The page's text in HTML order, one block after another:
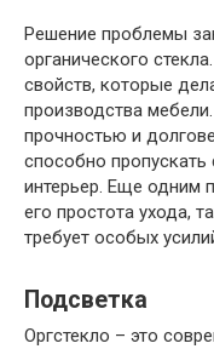
Решение проблемы
органического
свойств, которые
производства
прочностью и
способно пропускать
интерьер. Еще одним
его простота ухода,
требует особых
Подсветка
Оргстекло – это